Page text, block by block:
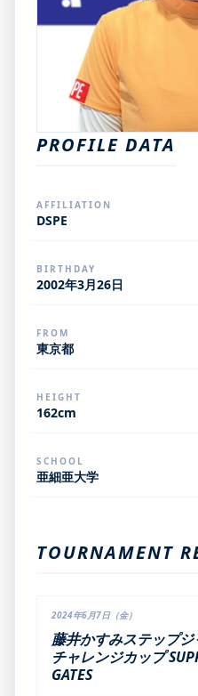
PROFILE DATA
AFFILIATION
DSPE
BIRTHDAY
2002年3月26日
FROM
東京都
HEIGHT
162cm
SCHOOL
亜細亜大学
TOURNAMENT
2024年6月7日（金）
藤井かすみステップ
チャレンジカップ
GATES